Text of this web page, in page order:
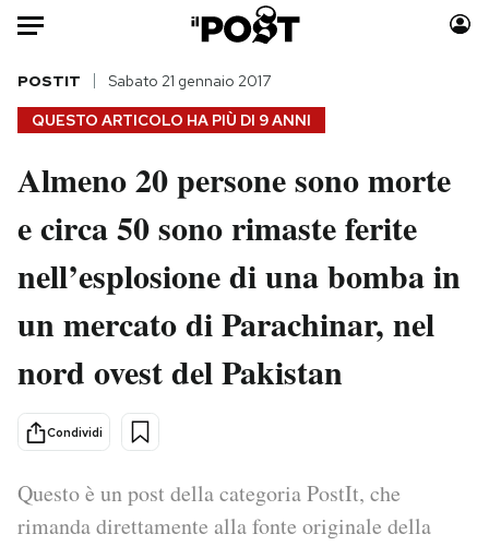
Auto
HOME
Italia
Politica
Tecnologia
Scienza
Cultura
Sport
Moda
Consumismi
Storie/Idee
Media
Europa
PODCAST
QUESTO ARTICOLO HA PIÙ DI 9 ANNI
POSTIT Sabato 21 gennaio 2017
Almeno 20 persone sono morte
e circa 50 sono rimaste ferite
nell’esplosione di una bomba in
un mercato di Parachinar, nel
nord ovest del Pakistan
Condividi
Questo è un post della categoria PostIt, che
rimanda direttamente alla fonte originale della